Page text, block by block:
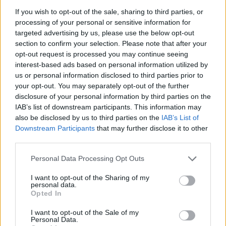
If you wish to opt-out of the sale, sharing to third parties, or
processing of your personal or sensitive information for
targeted advertising by us, please use the below opt-out
section to confirm your selection. Please note that after your
opt-out request is processed you may continue seeing
interest-based ads based on personal information utilized by
us or personal information disclosed to third parties prior to
your opt-out. You may separately opt-out of the further
disclosure of your personal information by third parties on the
IAB’s list of downstream participants. This information may
also be disclosed by us to third parties on the IAB’s List of
Downstream Participants that may further disclose it to other
Please note that this website/app uses one or more Google
not limited to your visit or usage behaviour. You may click to
grant or deny consent to Google and its third-party tags to
use your data for below specified purposes in below Google
consent section.
Personal Data Processing Opt Outs
I want to opt-out of the Sharing of my
personal data.
Opted In
I want to opt-out of the Sale of my
Personal Data.
Petróleo Brent cai 8.46% e arrasta commodities em queda
generalizada
Rafael Oliveira · 4 ago 2026